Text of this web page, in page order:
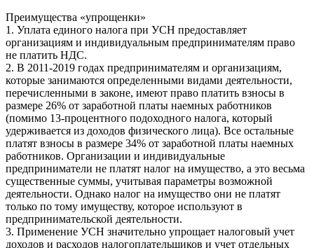
Преимущества «упрощенки»
1. Уплата единого налога при УСН предоставляет
организациям и индивидуальным предпринимателям право
не платить НДС.
2. В 2011-2019 годах предпринимателям и организациям,
которые занимаются определенными видами деятельности,
перечисленными в законе, имеют право платить взносы в
размере 26% от заработной платы наемных работников
(помимо 13-процентного подоходного налога, который
удерживается из доходов физического лица). Все остальные
платят взносы в размере 34% от заработной платы наемных
работников. Организации и индивидуальные
предприниматели не платят налог на имущество, а это весьма
существенные суммы, учитывая параметры возможной
деятельности. Однако налог на имущество они не платят
только по тому имуществу, которое используют в
предпринимательской деятельности.
3. Применение УСН значительно упрощает налоговый учет
доходов и расходов налогоплательщиков и учет отдельных